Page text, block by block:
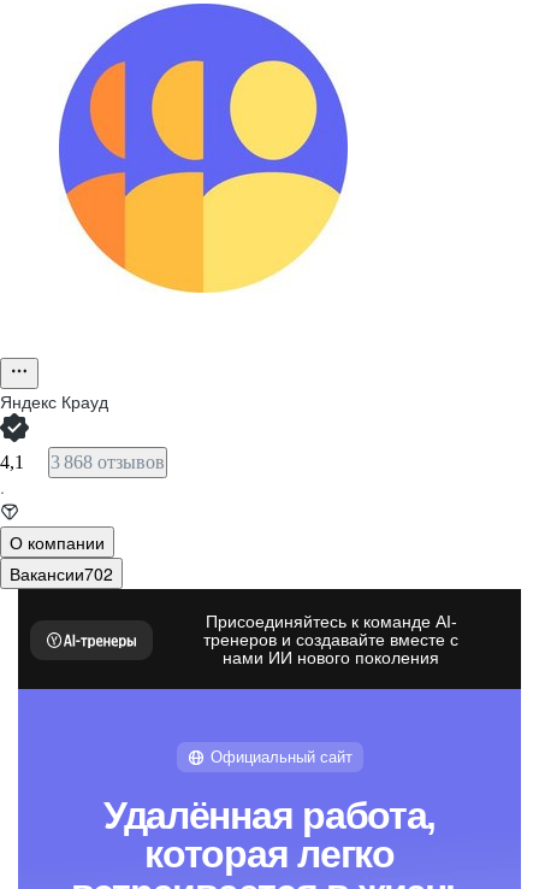
Яндекс Крауд
4,1 3 868 отзывов
·
О компании
Вакансии702
Присоединяйтесь к команде AI-
тренеров и создавайте вместе с
нами ИИ нового поколения
Официальный сайт
Удалённая работа,
которая легко